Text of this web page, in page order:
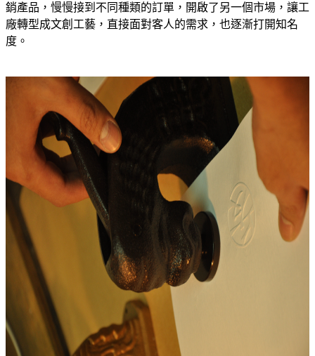
銷產品，慢慢接到不同種類的訂單，開啟了另一個市場，讓工
廠轉型成文創工藝，直接面對客人的需求，也逐漸打開知名
度。